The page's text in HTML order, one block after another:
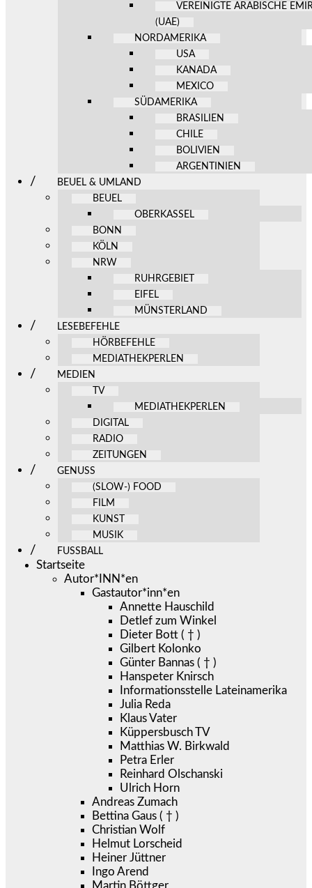
VEREINIGTE ARABISCHE
(UAE)
NORDAMERIKA
USA
KANADA
MEXICO
SÜDAMERIKA
BRASILIEN
CHILE
BOLIVIEN
ARGENTINIEN
BEUEL & UMLAND
BEUEL
OBERKASSEL
BONN
KÖLN
NRW
RUHRGEBIET
EIFEL
MÜNSTERLAND
LESEBEFEHLE
HÖRBEFEHLE
MEDIATHEKPERLEN
MEDIEN
TV
MEDIATHEKPERLEN
DIGITAL
RADIO
ZEITUNGEN
GENUSS
(SLOW-) FOOD
FILM
KUNST
MUSIK
FUSSBALL
Startseite
Autor*INN*en
Gastautor*inn*en
Annette Hauschild
Detlef zum Winkel
Dieter Bott ( † )
Gilbert Kolonko
Günter Bannas ( † )
Hanspeter Knirsch
Informationsstelle Lateinamerika
Julia Reda
Klaus Vater
Küppersbusch TV
Matthias W. Birkwald
Petra Erler
Reinhard Olschanski
Ulrich Horn
Andreas Zumach
Bettina Gaus ( † )
Christian Wolf
Helmut Lorscheid
Heiner Jüttner
Ingo Arend
Martin Böttger